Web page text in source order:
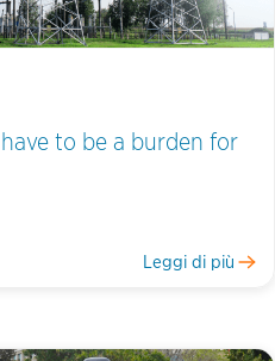
to be a burden for
Leggi di più